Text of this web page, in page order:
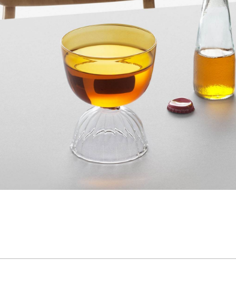
COPPETTA AMBRA
Collezione
Design